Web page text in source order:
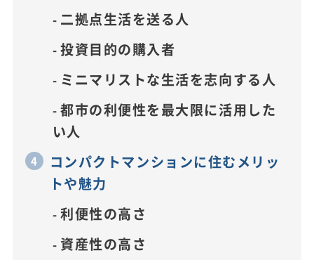
二拠点生活を送る人
投資目的の購入者
ミニマリストな生活を志向する人
都市の利便性を最大限に活用した
い人
コンパクトマンションに住むメリッ
トや魅力
利便性の高さ
資産性の高さ